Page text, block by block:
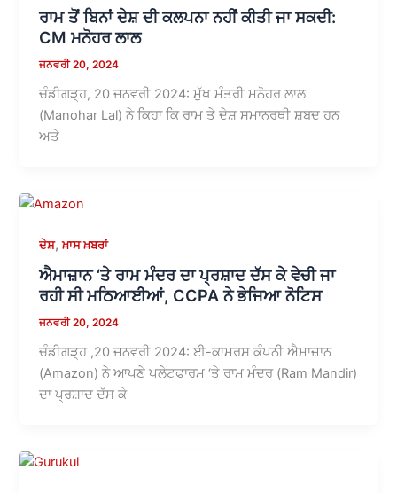
ਰਾਮ ਤੋਂ ਬਿਨਾਂ ਦੇਸ਼ ਦੀ ਕਲਪਨਾ ਨਹੀਂ ਕੀਤੀ ਜਾ ਸਕਦੀ:
CM ਮਨੋਹਰ ਲਾਲ
ਜਨਵਰੀ 20, 2024
ਚੰਡੀਗੜ੍ਹ, 20 ਜਨਵਰੀ 2024: ਮੁੱਖ ਮੰਤਰੀ ਮਨੋਹਰ ਲਾਲ
(Manohar Lal) ਨੇ ਕਿਹਾ ਕਿ ਰਾਮ ਤੇ ਦੇਸ਼ ਸਮਾਨਰਥੀ ਸ਼ਬਦ ਹਨ
ਅਤੇ
ਦੇਸ਼,ਖ਼ਾਸ ਖ਼ਬਰਾਂ
ਐਮਾਜ਼ਾਨ ‘ਤੇ ਰਾਮ ਮੰਦਰ ਦਾ ਪ੍ਰਸ਼ਾਦ ਦੱਸ ਕੇ ਵੇਚੀ ਜਾ
ਰਹੀ ਸੀ ਮਠਿਆਈਆਂ, CCPA ਨੇ ਭੇਜਿਆ ਨੋਟਿਸ
ਜਨਵਰੀ 20, 2024
ਚੰਡੀਗੜ੍ਹ ,20 ਜਨਵਰੀ 2024: ਈ-ਕਾਮਰਸ ਕੰਪਨੀ ਐਮਾਜ਼ਾਨ
(Amazon) ਨੇ ਆਪਣੇ ਪਲੇਟਫਾਰਮ ‘ਤੇ ਰਾਮ ਮੰਦਰ (Ram Mandir)
ਦਾ ਪ੍ਰਸ਼ਾਦ ਦੱਸ ਕੇ